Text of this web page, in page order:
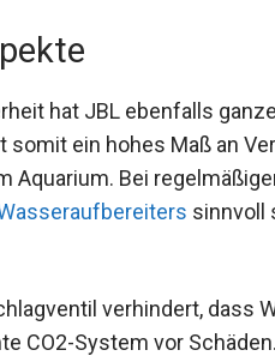
hat JBL ebenfalls
somit ein hohes Maß an
Aquarium. Bei
sinnvoll
verhindert, dass
CO2-System vor